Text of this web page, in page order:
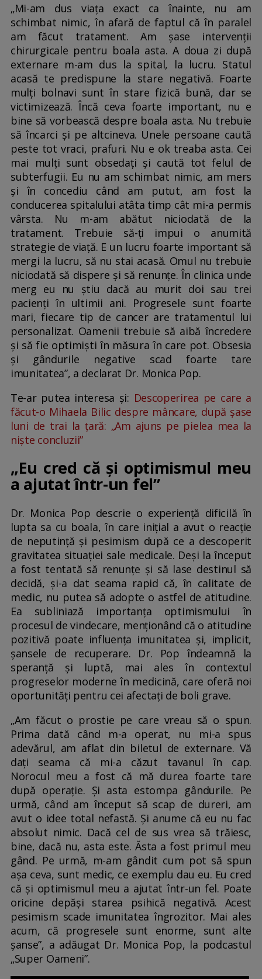
„Mi-am dus viața exact ca înainte, nu am
schimbat nimic, în afară de faptul că în paralel
am făcut tratament. Am șase intervenții
chirurgicale pentru boala asta. A doua zi după
externare m-am dus la spital, la lucru. Statul
acasă te predispune la stare negativă. Foarte
mulți bolnavi sunt în stare fizică bună, dar se
victimizează. Încă ceva foarte important, nu e
bine să vorbească despre boala asta. Nu trebuie
să încarci și pe altcineva. Unele persoane caută
peste tot vraci, prafuri. Nu e ok treaba asta. Cei
mai mulți sunt obsedați și caută tot felul de
subterfugii. Eu nu am schimbat nimic, am mers
și în concediu când am putut, am fost la
conducerea spitalului atâta timp cât mi-a permis
vârsta. Nu m-am abătut niciodată de la
tratament. Trebuie să-ți impui o anumită
strategie de viață. E un lucru foarte important să
mergi la lucru, să nu stai acasă. Omul nu trebuie
niciodată să dispere și să renunțe. În clinica unde
merg eu nu știu dacă au murit doi sau trei
pacienți în ultimii ani. Progresele sunt foarte
mari, fiecare tip de cancer are tratamentul lui
personalizat. Oamenii trebuie să aibă încredere
și să fie optimiști în măsura în care pot. Obsesia
și gândurile negative scad foarte tare
imunitatea”, a declarat Dr. Monica Pop.
Te-ar putea interesa și: Descoperirea pe care a
făcut-o Mihaela Bilic despre mâncare, după șase
luni de trai la țară: „Am ajuns pe pielea mea la
niște concluzii”
„Eu cred că și optimismul meu
a ajutat într-un fel”
Dr. Monica Pop descrie o experiență dificilă în
lupta sa cu boala, în care inițial a avut o reacție
de neputință și pesimism după ce a descoperit
gravitatea situației sale medicale. Deși la început
a fost tentată să renunțe și să lase destinul să
decidă, și-a dat seama rapid că, în calitate de
medic, nu putea să adopte o astfel de atitudine.
Ea subliniază importanța optimismului în
procesul de vindecare, menționând că o atitudine
pozitivă poate influența imunitatea și, implicit,
șansele de recuperare. Dr. Pop îndeamnă la
speranță și luptă, mai ales în contextul
progreselor moderne în medicină, care oferă noi
oportunități pentru cei afectați de boli grave.
„Am făcut o prostie pe care vreau să o spun.
Prima dată când m-a operat, nu mi-a spus
adevărul, am aflat din biletul de externare. Vă
dați seama că mi-a căzut tavanul în cap.
Norocul meu a fost că mă durea foarte tare
după operație. Și asta estompa gândurile. Pe
urmă, când am început să scap de dureri, am
avut o idee total nefastă. Și anume că eu nu fac
absolut nimic. Dacă cel de sus vrea să trăiesc,
bine, dacă nu, asta este. Ăsta a fost primul meu
gând. Pe urmă, m-am gândit cum pot să spun
așa ceva, sunt medic, ce exemplu dau eu. Eu cred
că și optimismul meu a ajutat într-un fel. Poate
oricine depăși starea psihică negativă. Acest
pesimism scade imunitatea îngrozitor. Mai ales
acum, că progresele sunt enorme, sunt alte
șanse”, a adăugat Dr. Monica Pop, la podcastul
„Super Oameni”.